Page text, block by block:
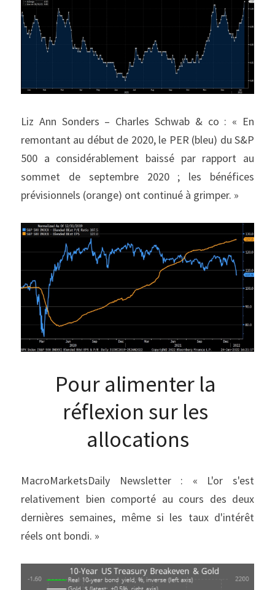
Liz Ann Sonders – Charles Schwab & co : « En
remontant au début de 2020, le PER (bleu) du S&P
500 a considérablement baissé par rapport au
sommet de septembre 2020 ; les bénéfices
prévisionnels (orange) ont continué à grimper. »
Pour alimenter la
réflexion sur les
allocations
MacroMarketsDaily Newsletter : « L'or s'est
relativement bien comporté au cours des deux
dernières semaines, même si les taux d'intérêt
réels ont bondi. »